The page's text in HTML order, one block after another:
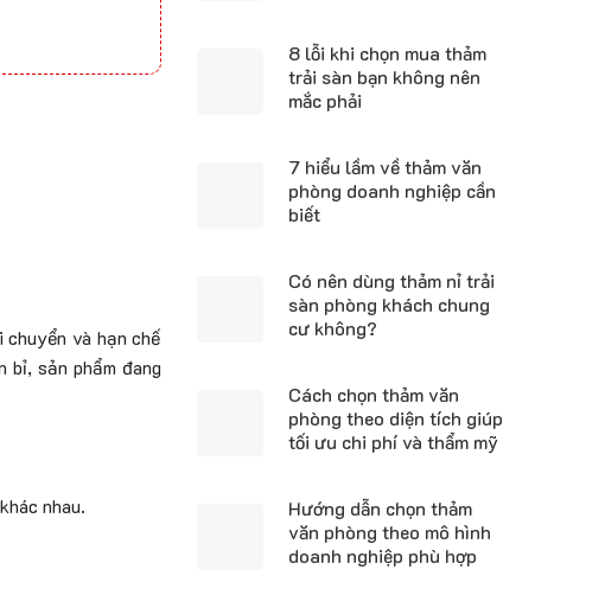
và hạn chế
bỉ, sản phẩm đang
nhau.
8 lỗi khi chọn mua thảm
trải sàn bạn không nên
mắc phải
7 hiểu lầm về thảm văn
phòng doanh nghiệp cần
biết
Có nên dùng thảm nỉ trải
sàn phòng khách chung
cư không?
Cách chọn thảm văn
phòng theo diện tích giúp
tối ưu chi phí và thẩm mỹ
Hướng dẫn chọn thảm
văn phòng theo mô hình
doanh nghiệp phù hợp